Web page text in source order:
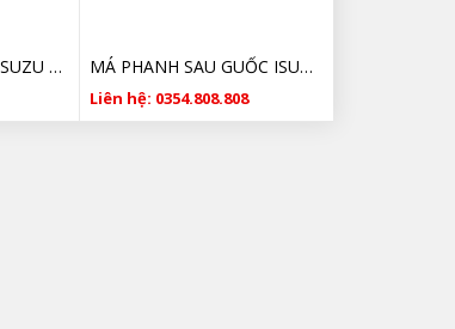
MÁ PHANH TRƯỚC ISUZU HILANDER HÀNG NHẬT XỊN GIÁ TỐT MÁ PHANH SAU GUỐC ISUZU HILANDER HÀNG NHẬT XỊN GIÁ TỐT
Liên hệ: 0354.808.808